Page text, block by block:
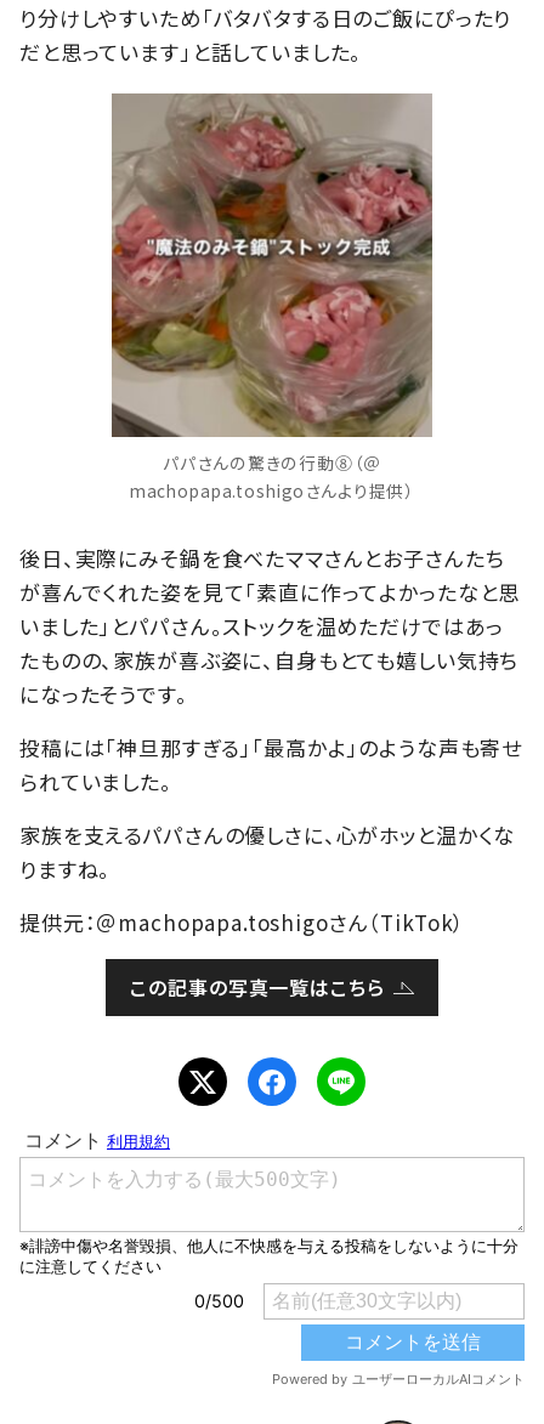
り分けしやすいため「バタバタする日のご飯にぴったり
だと思っています」と話していました。
パパさんの驚きの行動⑧（＠
machopapa.toshigoさんより提供）
後日、実際にみそ鍋を食べたママさんとお子さんたち
が喜んでくれた姿を見て「素直に作ってよかったなと思
いました」とパパさん。ストックを温めただけではあっ
たものの、家族が喜ぶ姿に、自身もとても嬉しい気持ち
になったそうです。
投稿には「神旦那すぎる」「最高かよ」のような声も寄せ
られていました。
家族を支えるパパさんの優しさに、心がホッと温かくな
りますね。
提供元：＠machopapa.toshigoさん（TikTok）
この記事の写真一覧はこちら